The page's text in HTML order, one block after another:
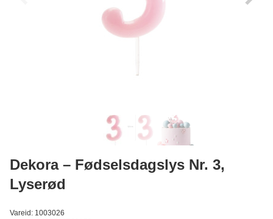
Callebaut Chokolade Callets mørk 811 54,5% - 2,5 kg
Læg i kurv
Dekora – Fødselsdagslys Nr. 3,
Lyserød
Vareid: 1003026